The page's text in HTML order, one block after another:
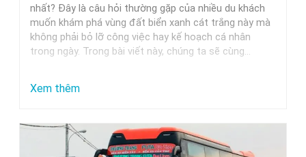
Lựa
Chọn
Hoàn
Đôi
nhất? Đây là câu hỏi thường gặp của nhiều du khách
muốn khám phá vùng đất biển xanh cát trắng này mà
không phải bỏ lỡ công việc hay kế hoạch cá nhân
trong ngày. Trong bài viết này, chúng ta sẽ cùng…
Xem thêm:
Xe
Đi